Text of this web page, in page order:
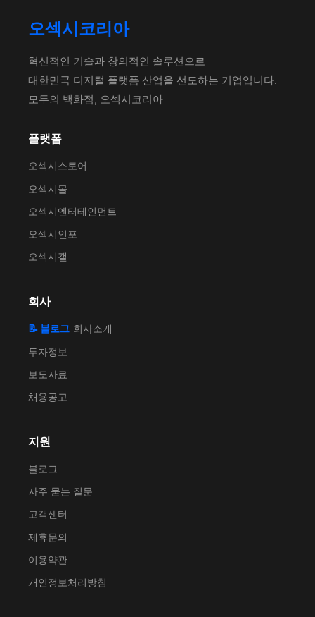
오섹시코리아
혁신적인 기술과 창의적인 솔루션으로
대한민국 디지털 플랫폼 산업을 선도하는 기업입니다.
모두의 백화점, 오섹시코리아
플랫폼
오섹시스토어
오섹시몰
오섹시엔터테인먼트
오섹시인포
오섹시갤
회사
📝 블로그 회사소개
투자정보
보도자료
채용공고
지원
블로그
자주 묻는 질문
고객센터
제휴문의
이용약관
개인정보처리방침